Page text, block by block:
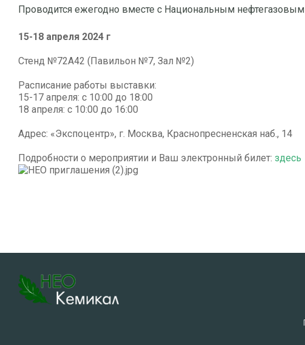
Проводится ежегодно вместе с Национальным
15-18 апреля 2024 г
Стенд №72А42 (Павильон №7, Зал №2)
Расписание работы выставки:
15-17 апреля: с 10:00 до 18:00
18 апреля: с 10:00 до 16:00
Адрес: «Экспоцентр», г. Москва, Краснопресненская наб., 14
Подробности о мероприятии и Ваш электронный билет: здесь